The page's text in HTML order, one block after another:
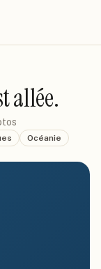
allée.
Océanie